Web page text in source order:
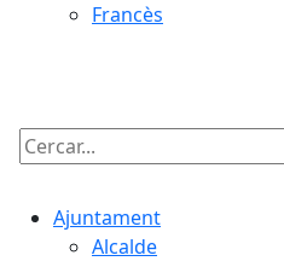
Francès
Cercar:
Ajuntament
Alcalde